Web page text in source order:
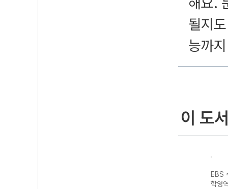
될지
능까
이 도
EBS
학영